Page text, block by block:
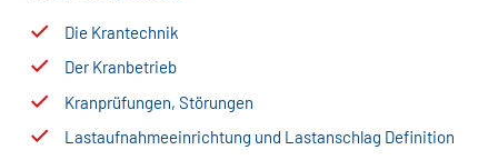
Die Krantechnik
Der Kranbetrieb
Kranprüfungen, Störungen
Lastaufnahmeeinrichtung und Lastanschlag Definition